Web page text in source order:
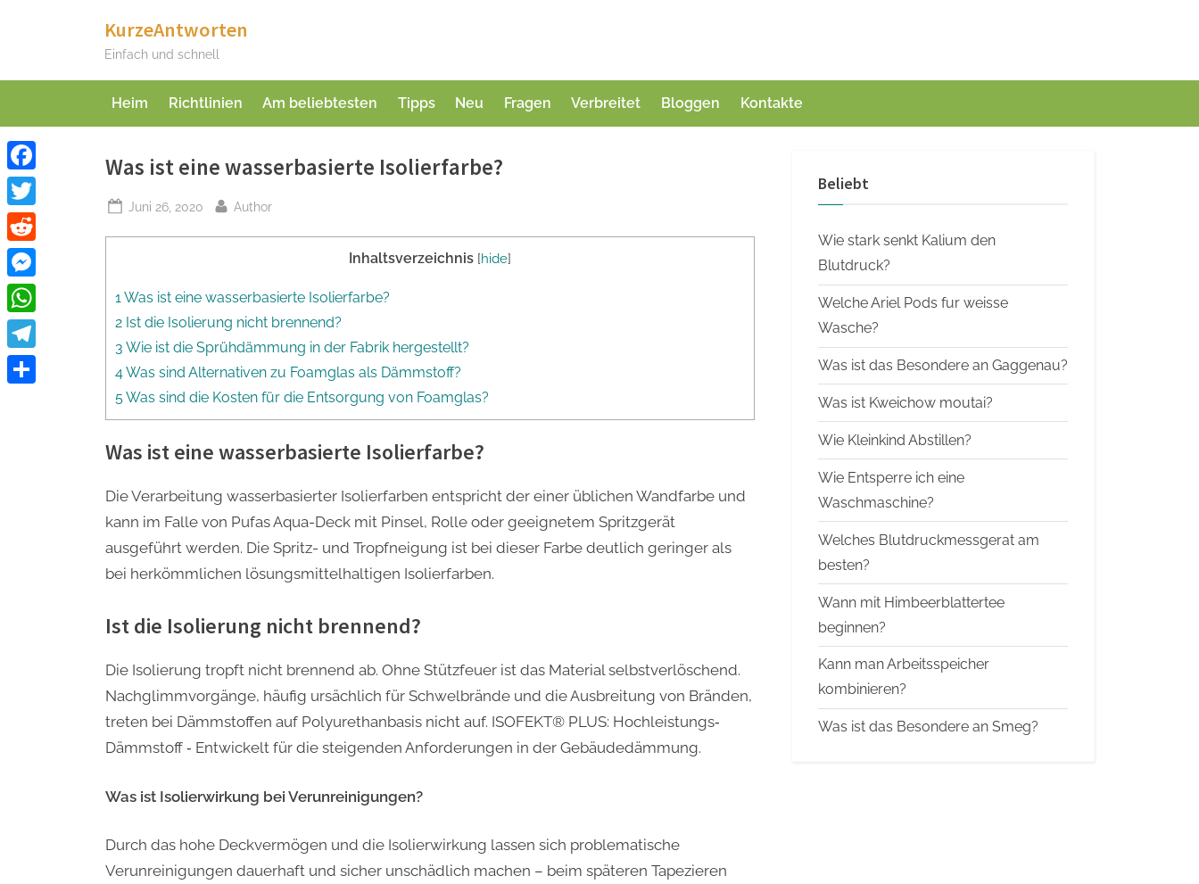
KurzeAntworten
Einfach und schnell
Heim Richtlinien Am beliebtesten Tipps Neu Fragen Verbreitet Bloggen Kontakte
Was ist eine wasserbasierte Isolierfarbe?
Posted
Juni 26, 2020 By
Author
Inhaltsverzeichnis [hide]
1 Was ist eine wasserbasierte Isolierfarbe?
2 Ist die Isolierung nicht brennend?
3 Wie ist die Sprühdämmung in der Fabrik hergestellt?
4 Was sind Alternativen zu Foamglas als Dämmstoff?
5 Was sind die Kosten für die Entsorgung von Foamglas?
Was ist eine wasserbasierte Isolierfarbe?
Die Verarbeitung wasserbasierter Isolierfarben entspricht der einer üblichen Wandfarbe und
kann im Falle von Pufas Aqua-Deck mit Pinsel, Rolle oder geeignetem Spritzgerät
ausgeführt werden. Die Spritz- und Tropfneigung ist bei dieser Farbe deutlich geringer als
bei herkömmlichen lösungsmittelhaltigen Isolierfarben.
Ist die Isolierung nicht brennend?
Die Isolierung tropft nicht brennend ab. Ohne Stützfeuer ist das Material selbstverlöschend.
Nachglimmvorgänge, häufig ursächlich für Schwelbrände und die Ausbreitung von Bränden,
treten bei Dämmstoffen auf Polyurethanbasis nicht auf. ISOFEKT® PLUS: Hochleistungs‐
Dämmstoff ‐ Entwickelt für die steigenden Anforderungen in der Gebäudedämmung.
Was ist Isolierwirkung bei Verunreinigungen?
Durch das hohe Deckvermögen und die Isolierwirkung lassen sich problematische
Verunreinigungen dauerhaft und sicher unschädlich machen – beim späteren Tapezieren
Beliebt
Wie stark senkt Kalium den
Blutdruck?
Welche Ariel Pods fur weisse
Wasche?
Was ist das Besondere an Gaggenau?
Was ist Kweichow moutai?
Wie Kleinkind Abstillen?
Wie Entsperre ich eine
Waschmaschine?
Welches Blutdruckmessgerat am
besten?
Wann mit Himbeerblattertee
beginnen?
Kann man Arbeitsspeicher
kombinieren?
Was ist das Besondere an Smeg?
Facebook
Twitter
Reddit
Messenger
WhatsApp
Telegram